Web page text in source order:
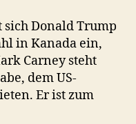
sich Donald Trump
in Kanada ein,
Carney steht
dem US-
Er ist zum